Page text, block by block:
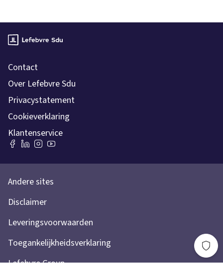
Contact
Over Lefebvre Sdu
Privacystatement
Cookieverklaring
Klantenservice
Andere sites
Disclaimer
Leveringsvoorwaarden
Toegankelijkheidsverklaring
Lefebvre Group